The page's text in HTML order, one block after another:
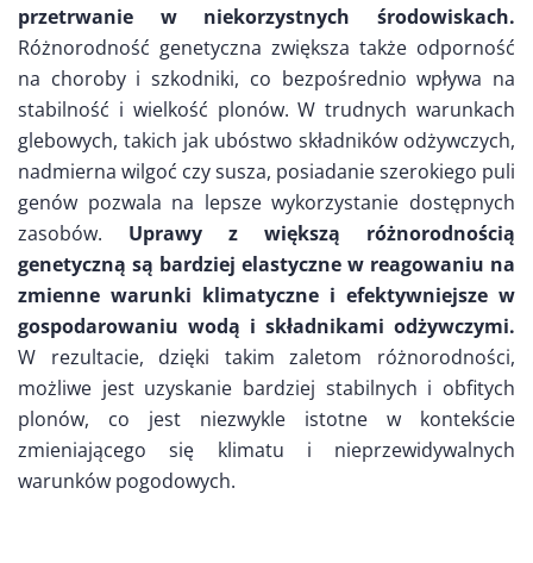
przetrwanie w niekorzystnych środowiskach.
Różnorodność genetyczna zwiększa także odporność
na choroby i szkodniki, co bezpośrednio wpływa na
stabilność i wielkość plonów. W trudnych warunkach
glebowych, takich jak ubóstwo składników odżywczych,
nadmierna wilgoć czy susza, posiadanie szerokiego puli
genów pozwala na lepsze wykorzystanie dostępnych
zasobów. Uprawy z większą różnorodnością
genetyczną są bardziej elastyczne w reagowaniu na
zmienne warunki klimatyczne i efektywniejsze w
gospodarowaniu wodą i składnikami odżywczymi.
W rezultacie, dzięki takim zaletom różnorodności,
możliwe jest uzyskanie bardziej stabilnych i obfitych
plonów, co jest niezwykle istotne w kontekście
zmieniającego się klimatu i nieprzewidywalnych
warunków pogodowych.